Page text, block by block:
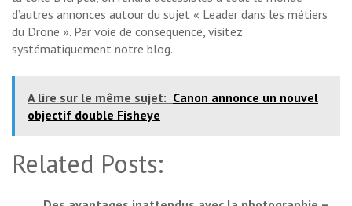
d’autres annonces autour du sujet « Leader dans les métiers
du Drone ». Par voie de conséquence, visitez
systématiquement notre blog.
A lire sur le même sujet: Canon annonce un nouvel
objectif double Fisheye
Related Posts: